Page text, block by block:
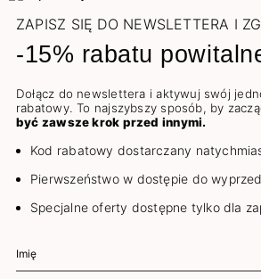
ZAPISZ SIĘ DO NEWSLETTERA I
-15% rabatu
Dołącz do newslettera i aktywuj swój
rabatowy. To najszybszy sposób, by
być zawsze krok przed innymi.
Kod rabatowy dostarczany
Pierwszeństwo w dostępie do
Specjalne oferty dostępne tylko dla